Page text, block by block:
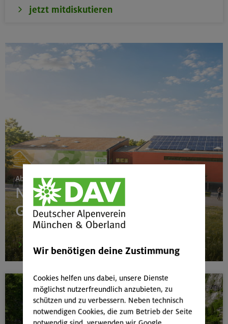
23.08.26
Seekarspitze 2053 m
jetzt mitdiskutieren
Ab 24. Juni 2026
Neubau Boulderhalle
Gilching
mehr
Wir benötigen deine Zustimmung
Cookies helfen uns dabei, unsere Dienste
möglichst nutzerfreundlich anzubieten, zu
schützen und zu verbessern. Neben technisch
notwendigen Cookies, die zum Betrieb der Seite